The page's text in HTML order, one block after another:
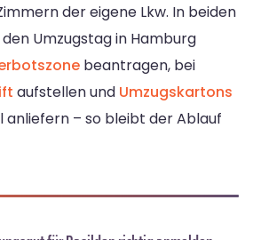
der eigene Lkw. In beiden
Umzugstag in Hamburg
beantragen, bei
aufstellen und Umzugskartons
– so bleibt der Ablauf